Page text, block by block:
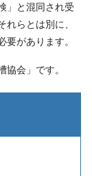
」と混同され受
らとは別に、
があります。
会」です。